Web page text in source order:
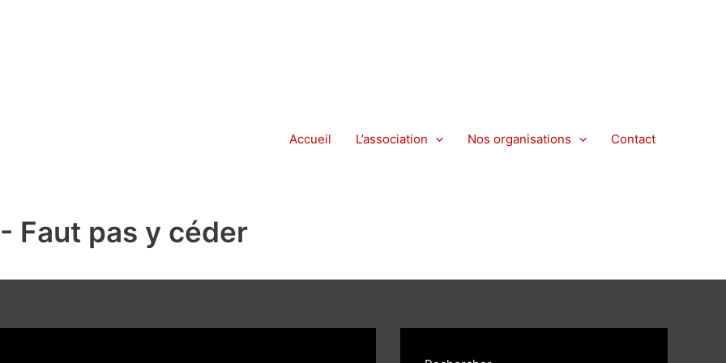
Faut pas y céder
Accueil L’association Nos organisations Contact